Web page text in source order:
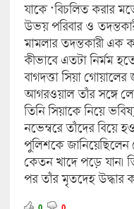
যাকে ‘বিচলিত করার
উভয় পরিবার ও
মামলার তদন্তকারী এক
কীভাবে এতটা নির্মম
বাগদত্তা সিয়া
আগরওয়াল তাঁর সঙ্গে
তিনি সিয়াকে নিয়ে
নভেম্বরে তাঁদের বিয়ে
পুলিশকে
কেতন খাদে পড়ে যান।
পর তাঁর মৃতদেহ উদ্ধার